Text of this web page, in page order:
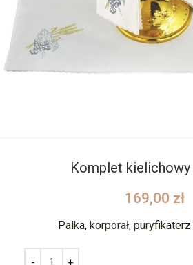
Komplet kielichowy
169,00 zł
Palka, korporał,